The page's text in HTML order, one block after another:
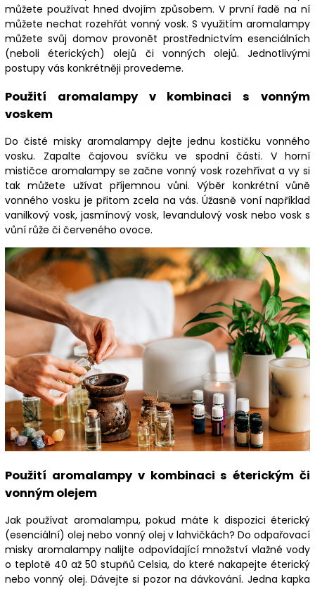
můžete používat hned dvojím způsobem. V první řadě na ní
můžete nechat rozehřát vonný vosk. S využitím aromalampy
můžete svůj domov provonět prostřednictvím esenciálních
(neboli éterických) olejů či vonných olejů. Jednotlivými
postupy vás konkrétněji provedeme.
Použití aromalampy v kombinaci s vonným
voskem
Do čisté misky aromalampy dejte jednu kostičku vonného
vosku. Zapalte čajovou svíčku ve spodní části. V horní
mističce aromalampy se začne vonný vosk rozehřívat a vy si
tak můžete užívat příjemnou vůni. Výběr konkrétní vůně
vonného vosku je přitom zcela na vás. Úžasně voní například
vanilkový vosk, jasmínový vosk, levandulový vosk nebo vosk s
vůní růže či červeného ovoce.
Použití aromalampy v kombinaci s éterickým či
vonným olejem
Jak používat aromalampu, pokud máte k dispozici éterický
(esenciální) olej nebo vonný olej v lahvičkách? Do odpařovací
misky aromalampy nalijte odpovídající množství vlažné vody
o teplotě 40 až 50 stupňů Celsia, do které nakapejte éterický
nebo vonný olej. Dávejte si pozor na dávkování. Jedna kapka